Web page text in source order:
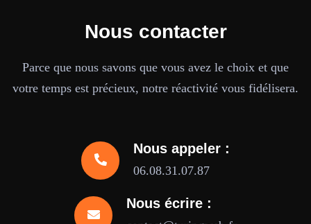
Nous contacter
Parce que nous savons que vous avez le choix et que
votre temps est précieux, notre réactivité vous fidélisera.
Nous appeler :
06.08.31.07.87
Nous écrire :